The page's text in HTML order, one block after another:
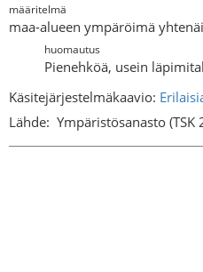
määritelmä
maa-alueen ympäröimä
huomautus
Pienehköä, usein
Käsitejärjestelmäkaavio:
Lähde: Ympäristösanasto (TSK